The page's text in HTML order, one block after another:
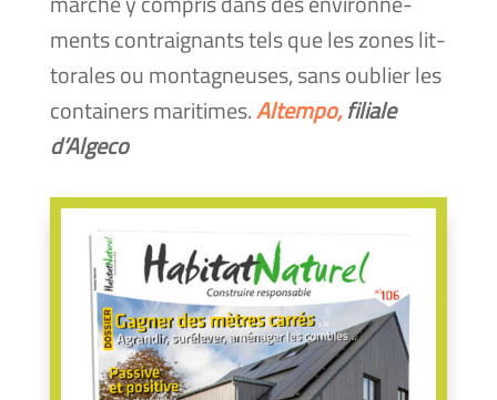
ments contrai­gnants tels que les zones lit­
to­rales ou mon­ta­gneuses, sans oublier les
contai­ners mari­times.Altempo,filiale
d’Algeco